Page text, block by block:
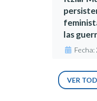
las
Fecha:
VER